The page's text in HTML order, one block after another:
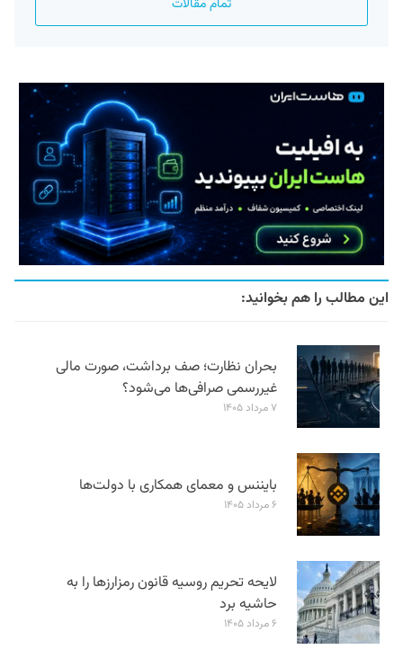
تمام مقالات
این مطالب را هم بخوانید:
بحران نظارت؛ صف برداشت، صورت مالی
غیررسمی صرافی‌ها می‌شود؟
۷ مرداد ۱۴۰۵
بایننس و معمای همکاری با دولت‌ها
۶ مرداد ۱۴۰۵
لایحه تحریم روسیه قانون رمزارزها را به
حاشیه برد
۶ مرداد ۱۴۰۵